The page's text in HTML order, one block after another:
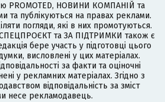
PROMOTED, НОВИНИ КОМПАНІЙ та
та публікуються на правах реклами.
погляди, які в них промотуються.
та ЗА ПІДТРИМКИ також є
бере участь у підготовці цього
висловлені у цих матеріалах.
за факти та оціночні
у рекламних матеріалах. Згідно з
відповідальність за зміст
несе рекламодавець.